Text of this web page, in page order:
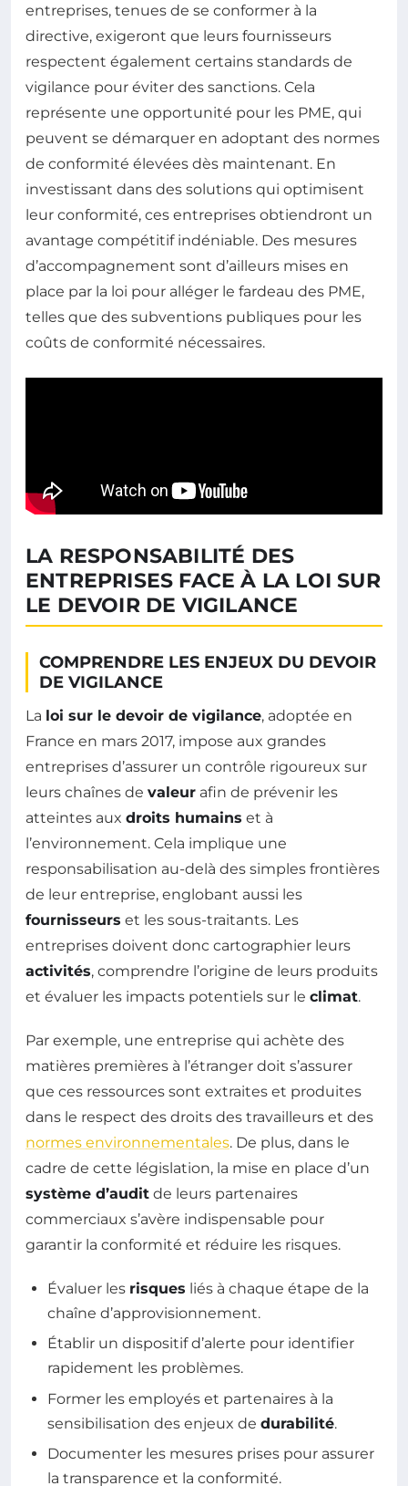
entreprises, tenues de se conformer à la
directive, exigeront que leurs fournisseurs
respectent également certains standards de
vigilance pour éviter des sanctions. Cela
représente une opportunité pour les PME, qui
peuvent se démarquer en adoptant des normes
de conformité élevées dès maintenant. En
investissant dans des solutions qui optimisent
leur conformité, ces entreprises obtiendront un
avantage compétitif indéniable. Des mesures
d’accompagnement sont d’ailleurs mises en
place par la loi pour alléger le fardeau des PME,
telles que des subventions publiques pour les
coûts de conformité nécessaires.
LA RESPONSABILITÉ DES
ENTREPRISES FACE À LA LOI SUR
LE DEVOIR DE VIGILANCE
COMPRENDRE LES ENJEUX DU DEVOIR
DE VIGILANCE
La loi sur le devoir de vigilance, adoptée en
France en mars 2017, impose aux grandes
entreprises d’assurer un contrôle rigoureux sur
leurs chaînes de valeur afin de prévenir les
atteintes aux droits humains et à
l’environnement. Cela implique une
responsabilisation au-delà des simples frontières
de leur entreprise, englobant aussi les
fournisseurs et les sous-traitants. Les
entreprises doivent donc cartographier leurs
activités, comprendre l’origine de leurs produits
et évaluer les impacts potentiels sur le climat.
Par exemple, une entreprise qui achète des
matières premières à l’étranger doit s’assurer
que ces ressources sont extraites et produites
dans le respect des droits des travailleurs et des
normes environnementales. De plus, dans le
cadre de cette législation, la mise en place d’un
système d’audit de leurs partenaires
commerciaux s’avère indispensable pour
garantir la conformité et réduire les risques.
Évaluer les risques liés à chaque étape de la
chaîne d’approvisionnement.
Établir un dispositif d’alerte pour identifier
rapidement les problèmes.
Former les employés et partenaires à la
sensibilisation des enjeux de durabilité.
Documenter les mesures prises pour assurer
la transparence et la conformité.